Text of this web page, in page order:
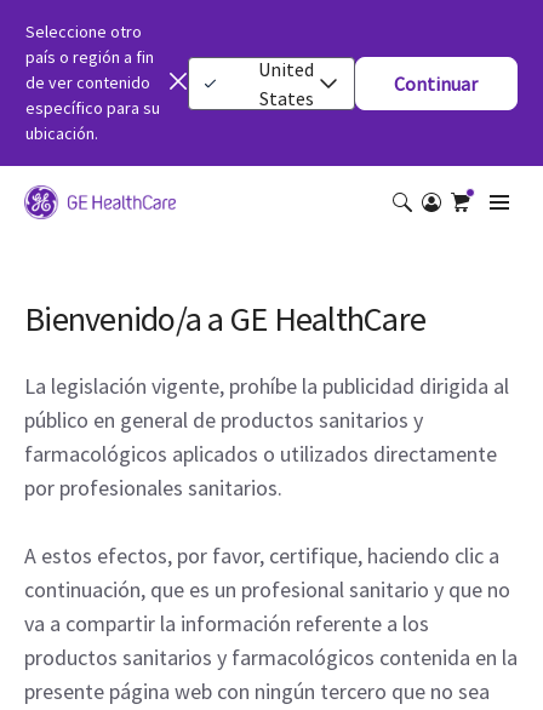
Seleccione otro
país o región a fin
de ver contenido
específico para su
ubicación.
United
States
Continuar
Bienvenido/a a GE HealthCare
La legislación vigente, prohíbe la publicidad dirigida al
público en general de productos sanitarios y
farmacológicos aplicados o utilizados directamente
por profesionales sanitarios.
A estos efectos, por favor, certifique, haciendo clic a
continuación, que es un profesional sanitario y que no
va a compartir la información referente a los
productos sanitarios y farmacológicos contenida en la
presente página web con ningún tercero que no sea